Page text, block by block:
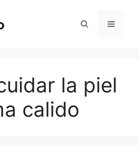
Menú
la piel
calido